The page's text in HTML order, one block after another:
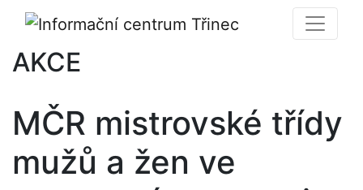
AKCE
MČR mistrovské třídy
mužů a žen ve